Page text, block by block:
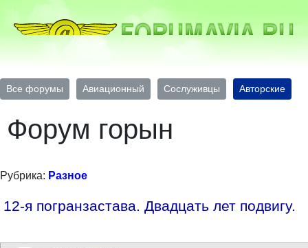
Все форумы Авиационный Сослуживцы Авторские
Форум горын
Рубрика: Разное
12-я погранзастава. Двадцать лет подвигу.